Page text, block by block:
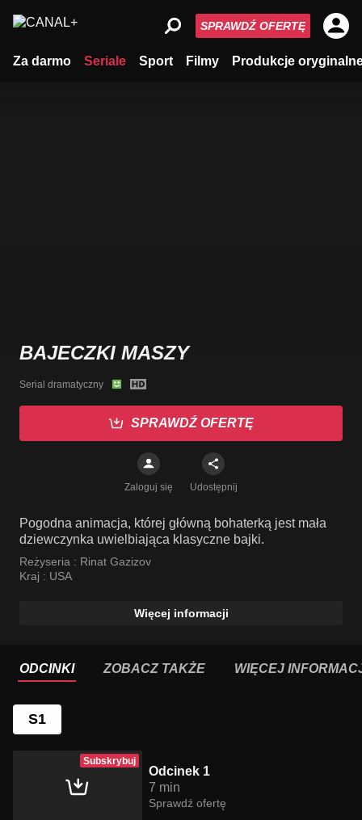
Za darmo Seriale Sport Filmy Produkcje
SPRAWDŹ OFERTĘ
BAJECZKI MASZY
Serial dramatyczny
SPRAWDŹ OFERTĘ
Zaloguj się Udostępnij
Pogodna animacja, której główną bohaterką jest mała
dziewczynka uwielbiająca klasyczne bajki.
Reżyseria : Rinat Gazizov
Kraj : USA
Więcej informacji
ODCINKI ZOBACZ TAKŻE WIĘCEJ
S1
Subskrybuj
Odcinek 1
7 min
Sprawdź ofertę